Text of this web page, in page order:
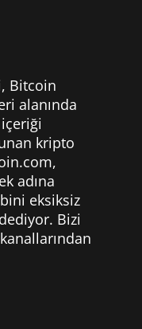
Bitcoin
alanında
kripto
adına
eksiksiz
Bizi